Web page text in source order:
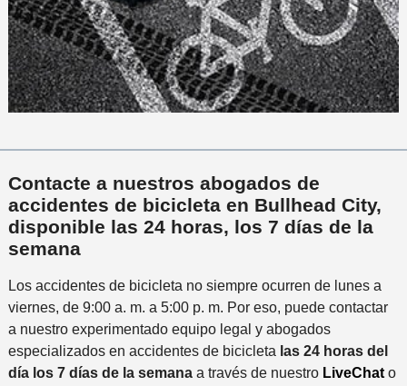
Contacte a nuestros abogados de
accidentes de bicicleta en Bullhead City,
disponible las 24 horas, los 7 días de la
semana
Los accidentes de bicicleta no siempre ocurren de lunes a
viernes, de 9:00 a. m. a 5:00 p. m. Por eso, puede contactar
a nuestro experimentado equipo legal y abogados
especializados en accidentes de bicicleta las 24 horas del
día los 7 días de la semanaa través de nuestro LiveChato